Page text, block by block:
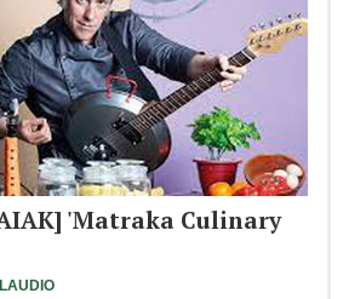
'Matraka Culinary
LAUDIO